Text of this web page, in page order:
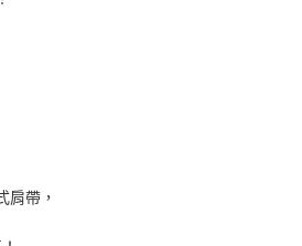
肩帶，